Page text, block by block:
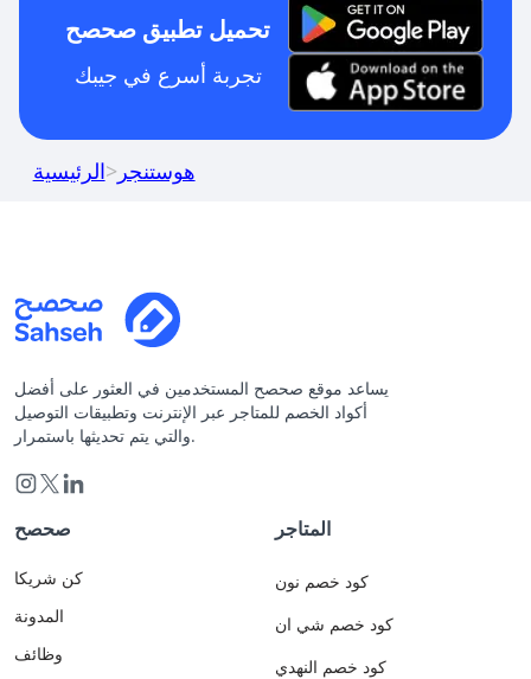
تحميل تطبيق صحصح
تجربة أسرع في جيبك
الرئيسية> هوستنجر
يساعد موقع صحصح المستخدمين في العثور على أفضل
أكواد الخصم للمتاجر عبر الإنترنت وتطبيقات التوصيل
والتي يتم تحديثها باستمرار.
صحصح
كن شريكا
المدونة
وظائف
المتاجر
كود خصم نون
كود خصم شي ان
كود خصم النهدي